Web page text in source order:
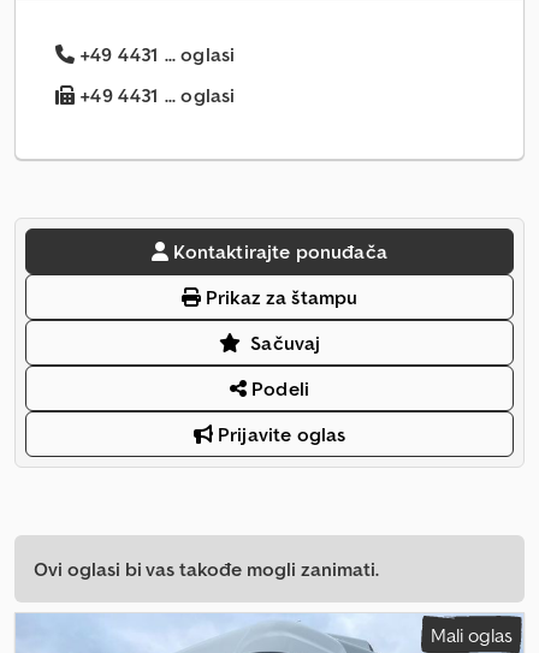
+49 4431 ... oglasi
+49 4431 ... oglasi
Kontaktirajte ponuđača
Prikaz za štampu
Sačuvaj
Podeli
Prijavite oglas
Ovi oglasi bi vas takođe mogli zanimati.
Mali oglas